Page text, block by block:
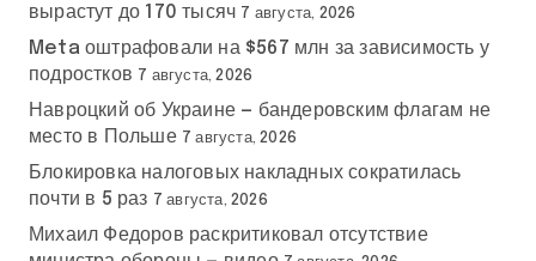
вырастут до 170 тысяч 7 августа, 2026
Meta оштрафовали на $567 млн за зависимость у
подростков 7 августа, 2026
Навроцкий об Украине — бандеровским флагам не
место в Польше 7 августа, 2026
Блокировка налоговых накладных сократилась
почти в 5 раз 7 августа, 2026
Михаил Федоров раскритиковал отсутствие